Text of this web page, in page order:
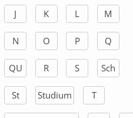
J K L M
N O P Q
QU R S Sch
St Studium T